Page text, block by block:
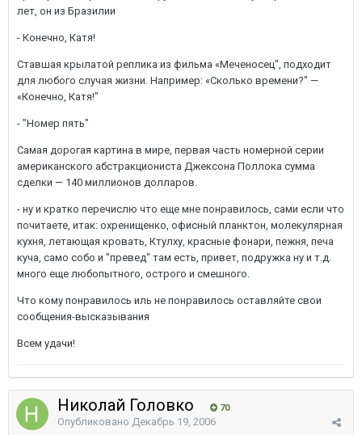
лет, он из Бразилии
- Конечно, Катя!
Ставшая крылатой реплика из фильма «Меченосец", подходит
для любого случая жизни. Например: «Сколько времени?" —
«Конечно, Катя!"
- "Номер пять"
Самая дорогая картина в мире, первая часть номерной серии
американского абстракциониста Джексона Поллока сумма
сделки — 140 миллионов долларов.
- ну и кратко перечислю что еще мне понравилось, сами если что
почитаете, итак: охренищенко, офисный планктон, молекулярная
кухня, летающая кровать, Ктулху, красные фонари, пежня, печа
куча, само собо и "превед" там есть, привет, подружка ну и т.д.
много еще любопытного, острого и смешного.
Что кому понравилось иль не понравилось оставляйте свои
сообщения-высказывания
Всем удачи!
Николай Головко 70
Опубликовано Декабрь 19, 2006